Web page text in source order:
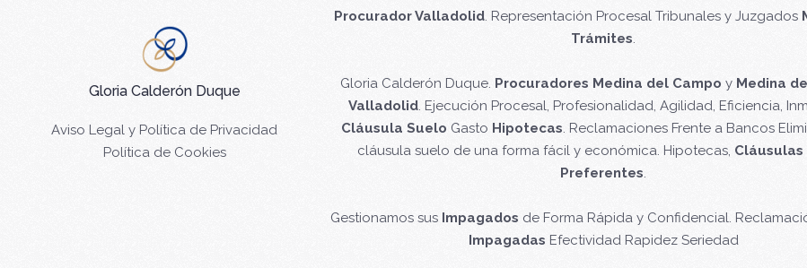
Gloria Calderón Duque
Aviso Legal y Política de Privacidad
Política de Cookies
Procurador Valladolid. Representación Procesal Tribunales y Juzgados
Trámites.
Gloria Calderón Duque. Procuradores Medina del Campo y Medina
Valladolid. Ejecución Procesal, Profesionalidad, Agilidad, Eficiencia,
Cláusula Suelo Gasto Hipotecas. Reclamaciones Frente a Bancos
cláusula suelo de una forma fácil y económica. Hipotecas, Cláusulas
Preferentes.
Gestionamos sus Impagados de Forma Rápida y Confidencial.
Impagadas Efectividad Rapidez Seriedad